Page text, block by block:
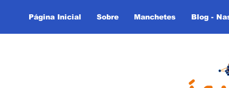
Página Inicial Sobre Manchetes Blog -